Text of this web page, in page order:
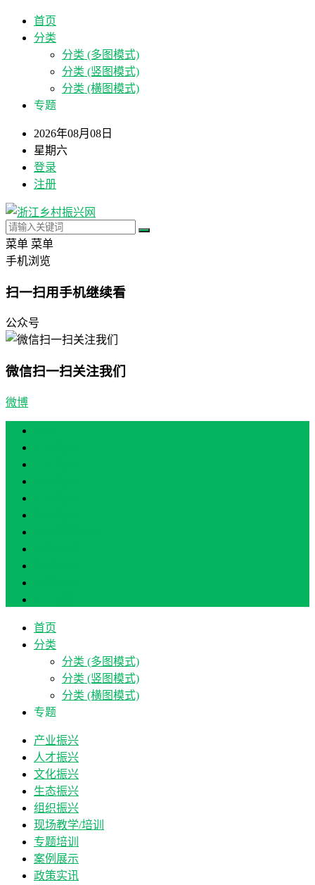
首页
分类
分类 (多图模式)
分类 (竖图模式)
分类 (横图模式)
专题
2026年08月08日
星期六
登录
注册
菜单 菜单
手机浏览
扫一扫用手机继续看
公众号
微信扫一扫关注我们
微博
首页
分类
分类 (多图模式)
分类 (竖图模式)
分类 (横图模式)
专题
产业振兴
人才振兴
文化振兴
生态振兴
组织振兴
现场教学/培训
专题培训
案例展示
政策实讯